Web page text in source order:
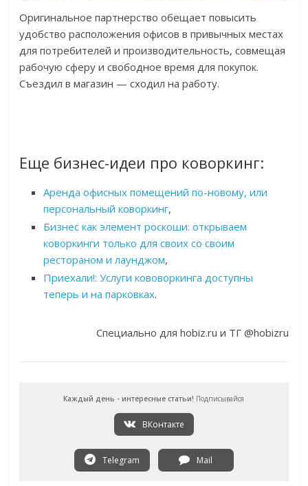
Оригинальное партнерство обещает повысить
удобство расположения офисов в привычных местах
для потребителей и производительность, совмещая
рабочую сферу и свободное время для покупок.
Съездил в магазин — сходил на работу.
Еще бизнес-идеи про коворкинг:
Аренда офисных помещений по-новому, или
персональный коворкинг,
Бизнес как элемент роскоши: открываем
коворкинги только для своих со своим
рестораном и лаунджом,
Приехали!: Услуги кововоркинга доступны
теперь и на парковках.
Специально для hobiz.ru и ТГ @hobizru
Каждый день - интересные статьи! Подписывайся
ВКонтакте
Telegram Mail